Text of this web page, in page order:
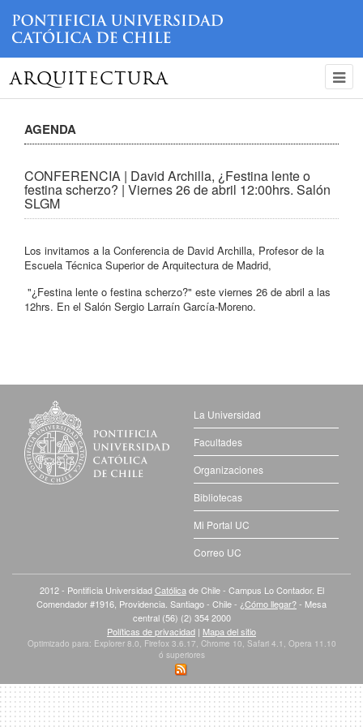
ARQUITECTURA
AGENDA
CONFERENCIA | David Archilla, ¿Festina lente o
festina scherzo? | Viernes 26 de abril 12:00hrs. Salón
SLGM
Los invitamos a la Conferencia de David Archilla, Profesor de la
Escuela Técnica Superior de Arquitectura de Madrid,
"¿Festina lente o festina scherzo?" este viernes 26 de abril a las
12hrs. En el Salón Sergio Larraín García-Moreno.
La Universidad
Facultades
Organizaciones
Bibliotecas
Mi Portal UC
Correo UC
2012 - Pontificia UniversidadCatólica de Chile - Campus Lo Contador. El
Comendador #1916, Providencia. Santiago - Chile - ¿Cómo llegar?- Mesa
central (56) (2) 354 2000
Políticas de privacidad | Mapa del sitio
Optimizado para: Explorer 8.0, Firefox 3.6.17, Chrome 10, Safari 4.1, Opera 11.10
ó superiores